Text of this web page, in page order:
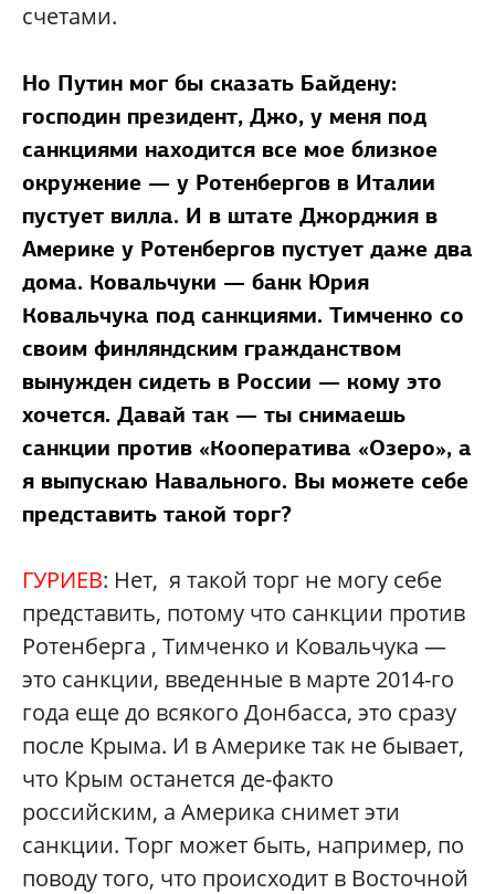
счетами.
Но Путин мог бы сказать Байдену:
господин президент, Джо, у меня под
санкциями находится все мое близкое
окружение — у Ротенбергов в Италии
пустует вилла. И в штате Джорджия в
Америке у Ротенбергов пустует даже два
дома. Ковальчуки — банк Юрия
Ковальчука под санкциями. Тимченко со
своим финляндским гражданством
вынужден сидеть в России — кому это
хочется. Давай так — ты снимаешь
санкции против «Кооператива «Озеро», а
я выпускаю Навального. Вы можете себе
представить такой торг?
ГУРИЕВ: Нет, я такой торг не могу себе
представить, потому что санкции против
Ротенберга , Тимченко и Ковальчука —
это санкции, введенные в марте 2014-го
года еще до всякого Донбасса, это сразу
после Крыма. И в Америке так не бывает,
что Крым останется де-факто
российским, а Америка снимет эти
санкции. Торг может быть, например, по
поводу того, что происходит в Восточной